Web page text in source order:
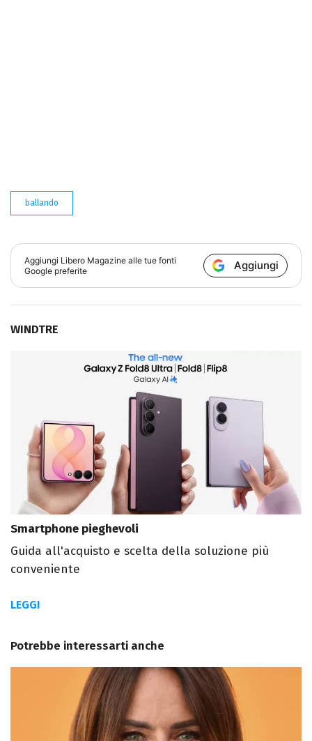
ballando
Aggiungi Libero Magazine alle tue fonti
Google preferite
Aggiungi
WINDTRE
Smartphone pieghevoli
Guida all'acquisto e scelta della soluzione più
conveniente
LEGGI
Potrebbe interessarti anche